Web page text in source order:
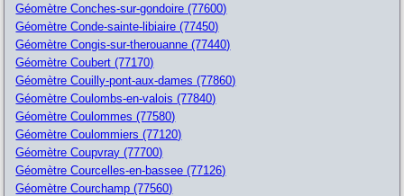
Géomètre Conches-sur-gondoire (77600)
Géomètre Conde-sainte-libiaire (77450)
Géomètre Congis-sur-therouanne (77440)
Géomètre Coubert (77170)
Géomètre Couilly-pont-aux-dames (77860)
Géomètre Coulombs-en-valois (77840)
Géomètre Coulommes (77580)
Géomètre Coulommiers (77120)
Géomètre Coupvray (77700)
Géomètre Courcelles-en-bassee (77126)
Géomètre Courchamp (77560)